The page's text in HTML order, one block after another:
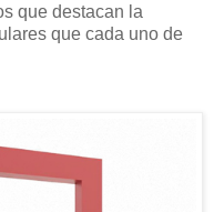
que destacan la
que cada uno de